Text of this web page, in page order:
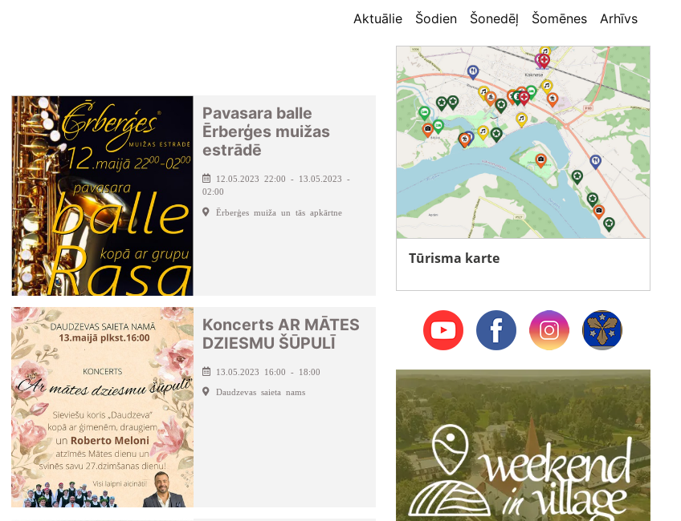
Aktuālie Šodien Šonedēļ Šomēnes Arhīvs
Pavasara balle
Ērberģes muižas
estrādē
12.05.2023 22:00 - 13.05.2023 -
02:00
Ērberģes muiža un tās apkārtne
Koncerts AR MĀTES
DZIESMU ŠŪPULĪ
13.05.2023 16:00 - 18:00
Daudzevas saieta nams
Tūrisma karte